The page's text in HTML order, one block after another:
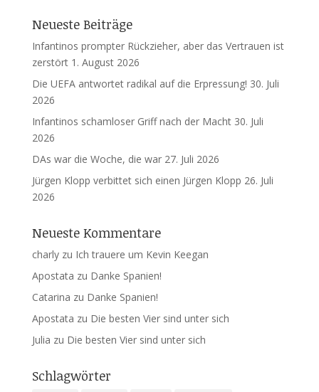
Neueste Beiträge
Infantinos prompter Rückzieher, aber das Vertrauen ist
zerstört 1. August 2026
Die UEFA antwortet radikal auf die Erpressung! 30. Juli
2026
Infantinos schamloser Griff nach der Macht 30. Juli
2026
DAs war die Woche, die war 27. Juli 2026
Jürgen Klopp verbittet sich einen Jürgen Klopp 26. Juli
2026
Neueste Kommentare
charlyzu Ich trauere um Kevin Keegan
Apostata zu Danke Spanien!
Catarina zu Danke Spanien!
Apostata zu Die besten Vier sind unter sich
Julia zu Die besten Vier sind unter sich
Schlagwörter